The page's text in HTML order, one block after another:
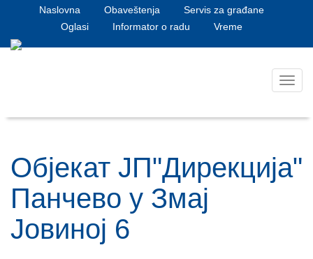
Naslovna Obaveštenja
Servis za građane
Oglasi
Informator o radu Vreme
Објекат ЈП"Дирекција"
Панчево у Змај
Јовиној 6